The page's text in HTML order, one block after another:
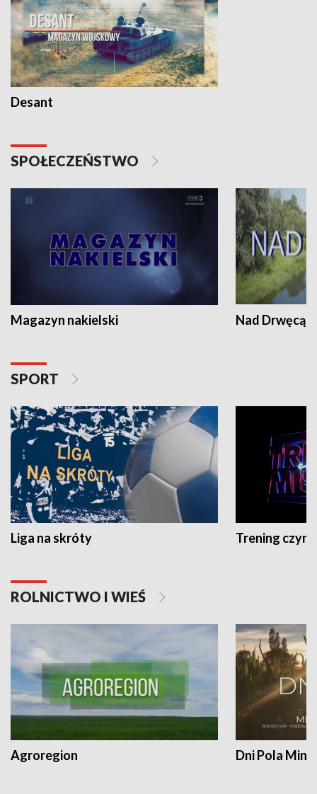
Desant
SPOŁECZEŃSTWO
Magazyn nakielski Nad Drwęcą
SPORT
Liga na skróty Trening czyni
ROLNICTWO I WIEŚ
Agroregion Dni Pola